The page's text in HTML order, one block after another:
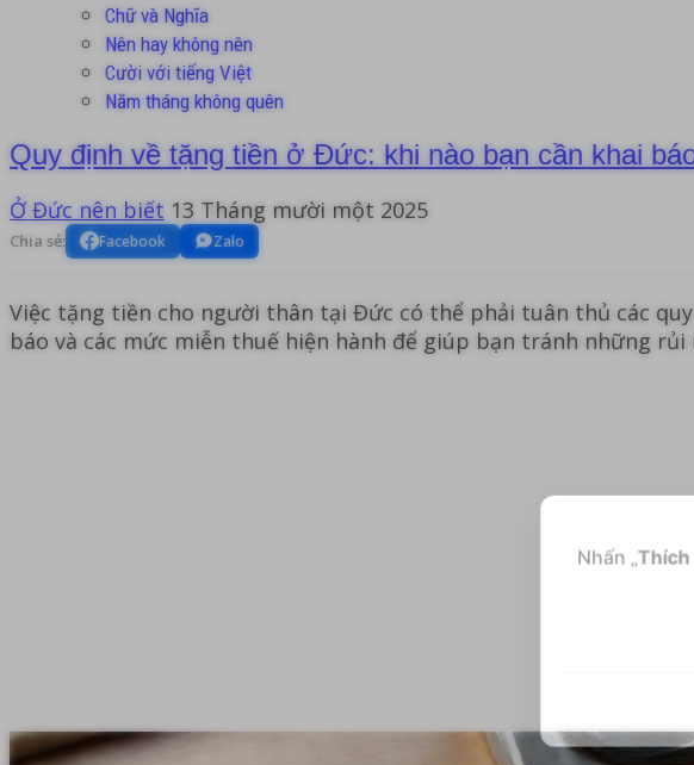
Chữ và Nghĩa
Nên hay không nên
Cười với tiếng Việt
Năm tháng không quên
Quy định về tặng tiền ở Đức: khi nào bạn cần khai
Ở Đức nên biết 13 Tháng mười một 2025
Chia sẻ: Facebook Zalo
Việc tặng tiền cho người thân tại Đức có thể phải tuân thủ các
báo và các mức miễn thuế hiện hành để giúp bạn tránh những
Nhấn „